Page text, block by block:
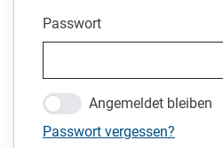
Passwort
Angemeldet bleiben
Passwort vergessen?